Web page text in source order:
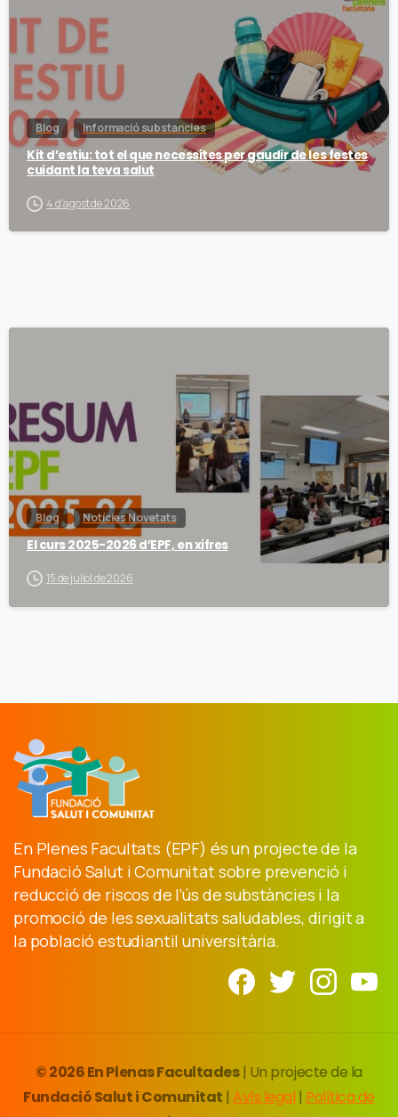
Blog Informació substancies
Kit d’estiu: tot el que necessites per gaudir de les festes
cuidant la teva salut
4 d'agost de 2026
Blog Notícies Novetats
El curs 2025-2026 d’EPF, en xifres
15 de juliol de 2026
En Plenes Facultats (EPF) és un projecte de la
Fundació Salut i Comunitat sobre prevenció i
reducció de riscos de l’ús de substàncies i la
promoció de les sexualitats saludables, dirigit a
la població estudiantil universitària.
© 2026 En Plenas Facultades| Un projecte de la
Fundació Salut i Comunitat | Avís legal | Política de